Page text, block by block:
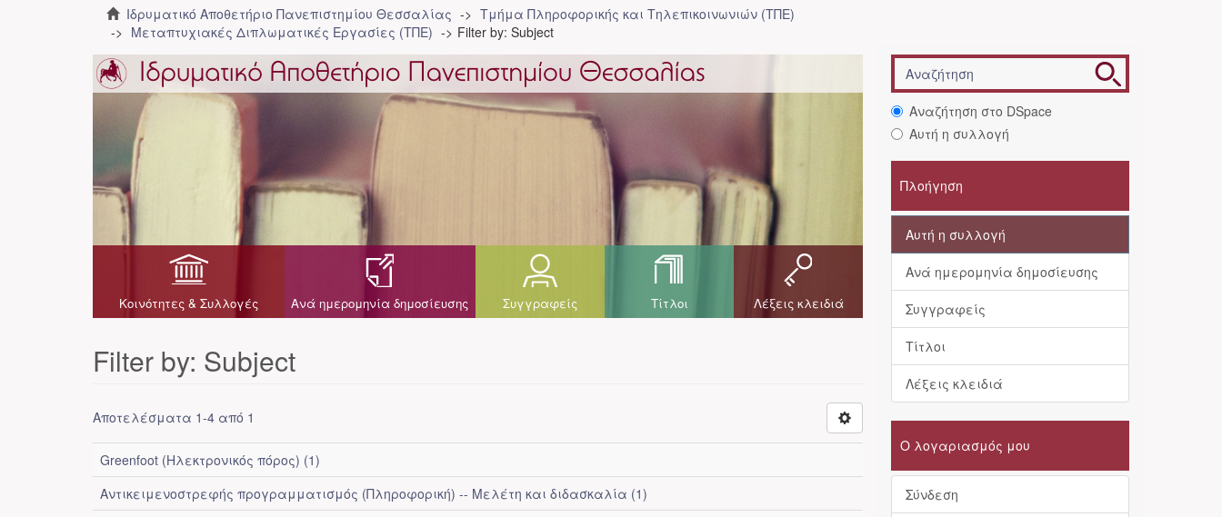
Ιδρυματικό Αποθετήριο Πανεπιστημίου Θεσσαλίας
Τμήμα Πληροφορικής και Τηλεπικοινωνιών (ΤΠΕ)
Μεταπτυχιακές Διπλωματικές Εργασίες (ΤΠΕ)
Filter by: Subject
Κοινότητες & Συλλογές Ανά ημερομηνία δημοσίευσης Συγγραφείς Τίτλοι Λέξεις κλειδιά
Filter by: Subject
Αποτελέσματα 1-4 από 1
Greenfoot (Ηλεκτρονικός πόρος) (1)
Αντικειμενοστρεφής προγραμματισμός (Πληροφορική) -- Μελέτη και διδασκαλία (1)
Αναζήτηση στο DSpace
Αυτή η συλλογή
Πλοήγηση
Αυτή η συλλογή
Ανά ημερομηνία δημοσίευσης
Συγγραφείς
Τίτλοι
Λέξεις κλειδιά
Ο λογαριασμός μου
Σύνδεση